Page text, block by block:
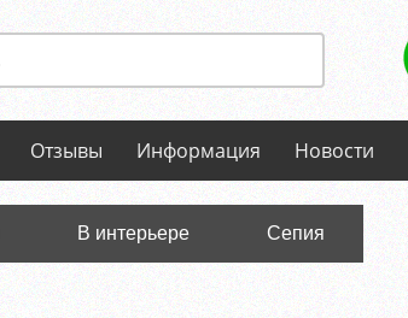
Отзывы Информация Новости
В интерьере Сепия